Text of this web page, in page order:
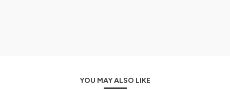
YOU MAY ALSO LIKE